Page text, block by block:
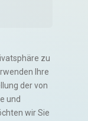
zu
Ihre
der von
und
wir Sie